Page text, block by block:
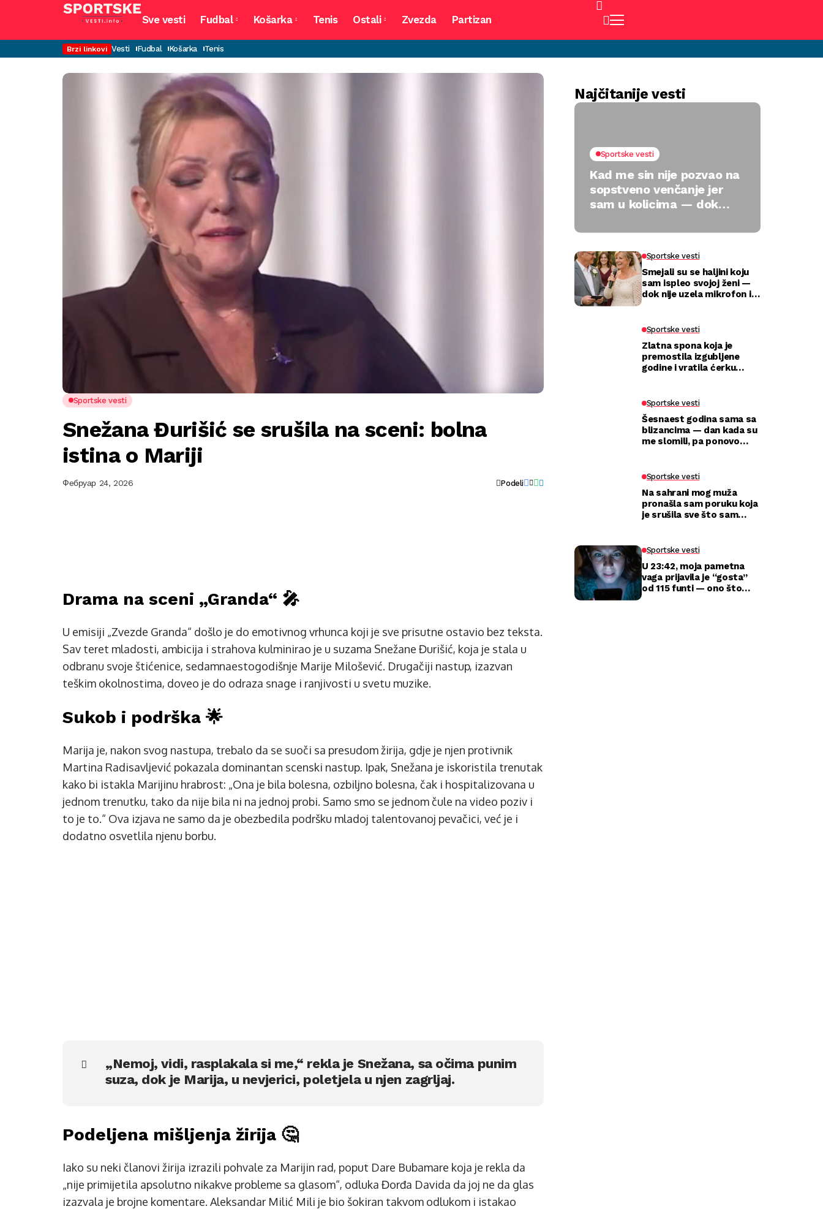
Sve vesti Fudbal Košarka Tenis Ostali Zvezda Partizan
Brzi linkovi Vesti Fudbal Košarka Tenis
Sportske vesti
Snežana Đurišić se srušila na sceni: bolna
istina o Mariji
Фебруар 24, 2026 Podeli
Drama na sceni „Granda“ 🎤
U emisiji „Zvezde Granda“ došlo je do emotivnog vrhunca koji je sve prisutne ostavio bez teksta.
Sav teret mladosti, ambicija i strahova kulminirao je u suzama Snežane Đurišić, koja je stala u
odbranu svoje štićenice, sedamnaestogodišnje Marije Milošević. Drugačiji nastup, izazvan
teškim okolnostima, doveo je do odraza snage i ranjivosti u svetu muzike.
Sukob i podrška 🌟
Marija je, nakon svog nastupa, trebalo da se suoči sa presudom žirija, gdje je njen protivnik
Martina Radisavljević pokazala dominantan scenski nastup. Ipak, Snežana je iskoristila trenutak
kako bi istakla Marijinu hrabrost: „Ona je bila bolesna, ozbiljno bolesna, čak i hospitalizovana u
jednom trenutku, tako da nije bila ni na jednoj probi. Samo smo se jednom čule na video poziv i
to je to.“ Ova izjava ne samo da je obezbedila podršku mladoj talentovanoj pevačici, već je i
dodatno osvetlila njenu borbu.
„Nemoj, vidi, rasplakala si me,“ rekla je Snežana, sa očima punim
suza, dok je Marija, u nevjerici, poletjela u njen zagrljaj.
Podeljena mišljenja žirija 🤔
Iako su neki članovi žirija izrazili pohvale za Marijin rad, poput Dare Bubamare koja je rekla da
„nije primijetila apsolutno nikakve probleme sa glasom“, odluka Đorđa Davida da joj ne da glas
izazvala je brojne komentare. Aleksandar Milić Mili je bio šokiran takvom odlukom i istakao
Najčitanije vesti
Sportske vesti
Kad me sin nije pozvao na
sopstveno venčanje jer
sam u kolicima — dok
preokrenuo
Sportske vesti
Smejali su se haljini koju
sam ispleo svojoj ženi —
dok nije uzela mikrofon i
Sportske vesti
Zlatna spona koja je
premostila izgubljene
godine i vratila ćerku
Sportske vesti
Šesnaest godina sama sa
blizancima — dan kada su
me slomili, pa ponovo
Sportske vesti
Na sahrani mog muža
pronašla sam poruku koja
je srušila sve što sam
Sportske vesti
U 23:42, moja pametna
vaga prijavila je “gosta”
od 115 funti — ono što